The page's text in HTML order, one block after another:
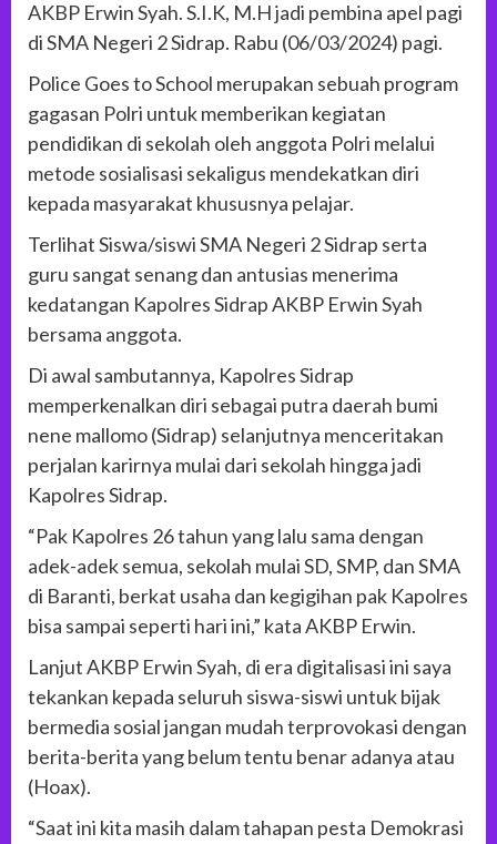
AKBP Erwin Syah. S.I.K, M.H jadi pembina apel pagi
di SMA Negeri 2 Sidrap. Rabu (06/03/2024) pagi.
Police Goes to School merupakan sebuah program
gagasan Polri untuk memberikan kegiatan
pendidikan di sekolah oleh anggota Polri melalui
metode sosialisasi sekaligus mendekatkan diri
kepada masyarakat khususnya pelajar.
Terlihat Siswa/siswi SMA Negeri 2 Sidrap serta
guru sangat senang dan antusias menerima
kedatangan Kapolres Sidrap AKBP Erwin Syah
bersama anggota.
Di awal sambutannya, Kapolres Sidrap
memperkenalkan diri sebagai putra daerah bumi
nene mallomo (Sidrap) selanjutnya menceritakan
perjalan karirnya mulai dari sekolah hingga jadi
Kapolres Sidrap.
“Pak Kapolres 26 tahun yang lalu sama dengan
adek-adek semua, sekolah mulai SD, SMP, dan SMA
di Baranti, berkat usaha dan kegigihan pak Kapolres
bisa sampai seperti hari ini,” kata AKBP Erwin.
Lanjut AKBP Erwin Syah, di era digitalisasi ini saya
tekankan kepada seluruh siswa-siswi untuk bijak
bermedia sosial jangan mudah terprovokasi dengan
berita-berita yang belum tentu benar adanya atau
(Hoax).
“Saat ini kita masih dalam tahapan pesta Demokrasi